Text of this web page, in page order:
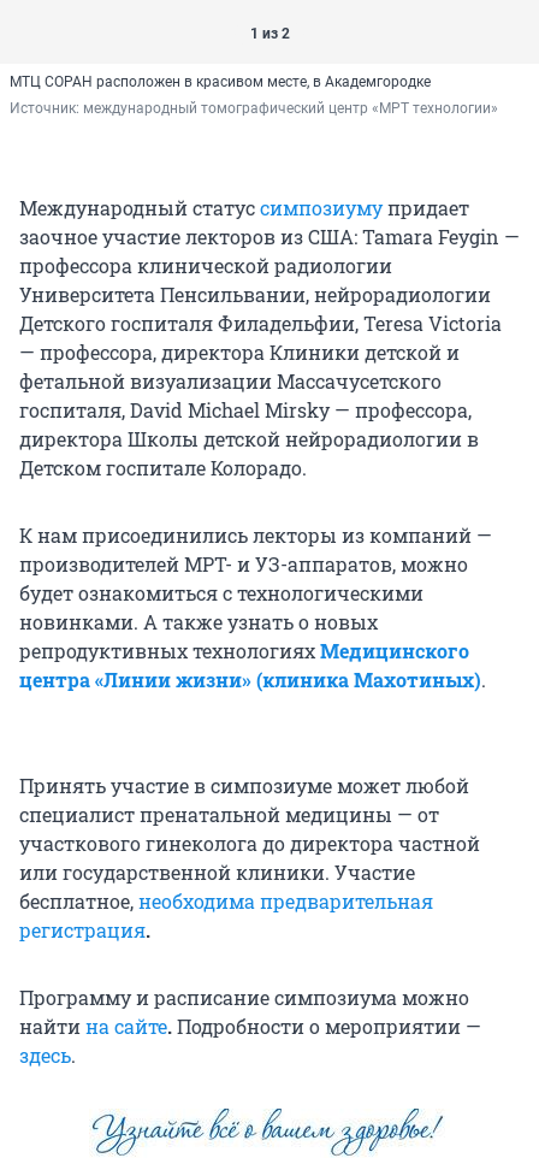
1 из 2
МТЦ СОРАН расположен в красивом месте, в Академгородке
Источник: международный томографический центр «МРТ технологии»
Международный статуссимпозиумупридает
заочное участие лекторов из США: Tamara Feygin —
профессора клинической радиологии
Университета Пенсильвании, нейрорадиологии
Детского госпиталя Филадельфии, Teresa Victoria
— профессора, директора Клиники детской и
фетальной визуализации Массачусетского
госпиталя, David Michael Mirsky — профессора,
директора Школы детской нейрорадиологии в
Детском госпитале Колорадо.
К нам присоединились лекторы из компаний —
производителей МРТ- и УЗ-аппаратов, можно
будет ознакомиться с технологическими
новинками. А также узнать о новых
репродуктивных технологияхМедицинского
центра «Линии жизни» (клиника Махотиных).
Принять участие в симпозиуме может любой
специалист пренатальной медицины — от
участкового гинеколога до директора частной
или государственной клиники. Участие
бесплатное,необходима предварительная
регистрация.
Программу и расписание симпозиума можно
найтина сайте.Подробности о мероприятии —
здесь.